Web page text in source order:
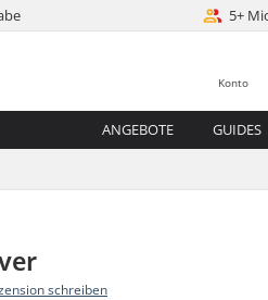
5+
Konto
ANGEBOTE GUIDES
schreiben